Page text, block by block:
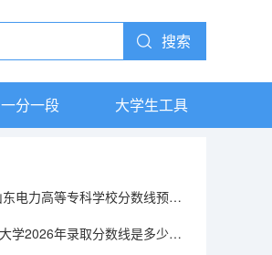
搜索
一分一段 大学生工具
2026年山东电力高等专科学校分数线预测及往年分数参考
南京财经大学2026年录取分数线是多少？专业优势与就业前景全面解析